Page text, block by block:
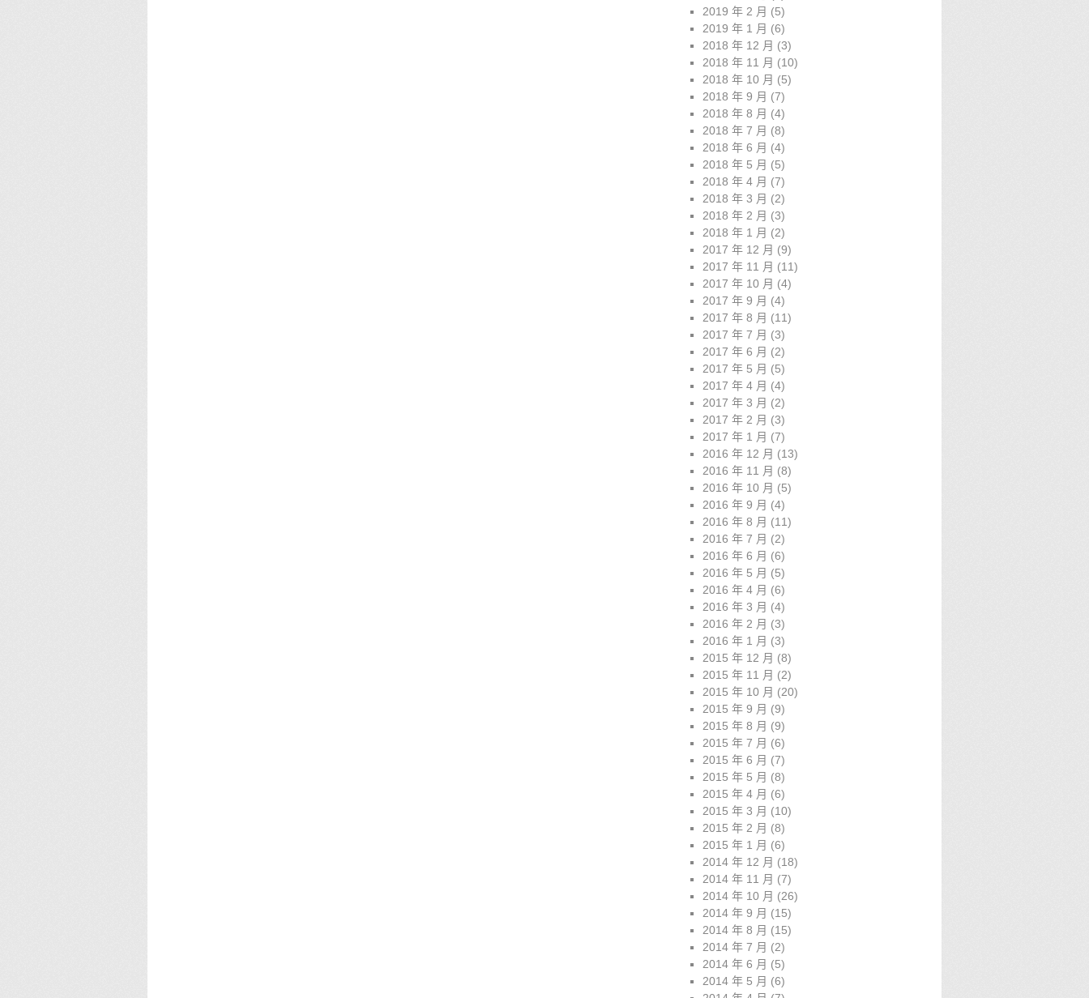
2019 年 2 月 (5)
2019 年 1 月 (6)
2018 年 12 月 (3)
2018 年 11 月 (10)
2018 年 10 月 (5)
2018 年 9 月 (7)
2018 年 8 月 (4)
2018 年 7 月 (8)
2018 年 6 月 (4)
2018 年 5 月 (5)
2018 年 4 月 (7)
2018 年 3 月 (2)
2018 年 2 月 (3)
2018 年 1 月 (2)
2017 年 12 月 (9)
2017 年 11 月 (11)
2017 年 10 月 (4)
2017 年 9 月 (4)
2017 年 8 月 (11)
2017 年 7 月 (3)
2017 年 6 月 (2)
2017 年 5 月 (5)
2017 年 4 月 (4)
2017 年 3 月 (2)
2017 年 2 月 (3)
2017 年 1 月 (7)
2016 年 12 月 (13)
2016 年 11 月 (8)
2016 年 10 月 (5)
2016 年 9 月 (4)
2016 年 8 月 (11)
2016 年 7 月 (2)
2016 年 6 月 (6)
2016 年 5 月 (5)
2016 年 4 月 (6)
2016 年 3 月 (4)
2016 年 2 月 (3)
2016 年 1 月 (3)
2015 年 12 月 (8)
2015 年 11 月 (2)
2015 年 10 月 (20)
2015 年 9 月 (9)
2015 年 8 月 (9)
2015 年 7 月 (6)
2015 年 6 月 (7)
2015 年 5 月 (8)
2015 年 4 月 (6)
2015 年 3 月 (10)
2015 年 2 月 (8)
2015 年 1 月 (6)
2014 年 12 月 (18)
2014 年 11 月 (7)
2014 年 10 月 (26)
2014 年 9 月 (15)
2014 年 8 月 (15)
2014 年 7 月 (2)
2014 年 6 月 (5)
2014 年 5 月 (6)